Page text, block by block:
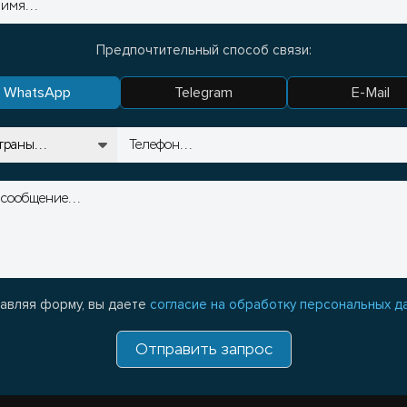
Предпочтительный способ связи:
WhatsApp Telegram E-Mail
форму, вы даете согласие на обработку персональных
Отправить запрос